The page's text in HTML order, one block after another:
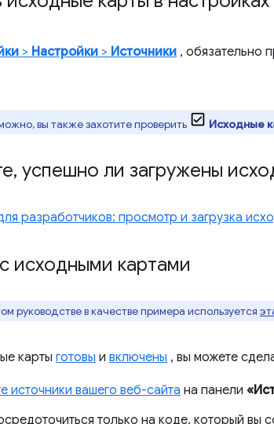
> Настройки > Источники , обязательно
вы также захотите проверить Исходные
, успешно ли загружены
разработчиков: просмотр и загрузка
исходными картами
руководстве в качестве примера используется
карты готовы и включены , вы можете
источники вашего веб-сайта на панели
только на коде, который вы